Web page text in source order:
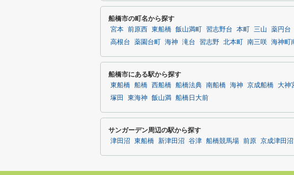
船橋市の町名から探す
宮本 前原西 東船橋 飯山満町 習志野台 本町 三山 薬円台
高根台
薬園台町 海神 滝台 習志野 北本町 南三咲 海神町
船橋市にある駅から探す
東船橋 船橋 西船橋 船橋法典 南船橋 海神 京成船橋 大神
塚田
東海神 飯山満 船橋日大前
サンガーデン周辺の駅から探す
津田沼 東船橋 新津田沼 谷津 船橋競馬場 前原 京成津田沼